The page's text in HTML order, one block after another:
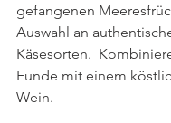
gefangenen
Auswahl an
Käsesorten.
Funde mit einem
Wein.